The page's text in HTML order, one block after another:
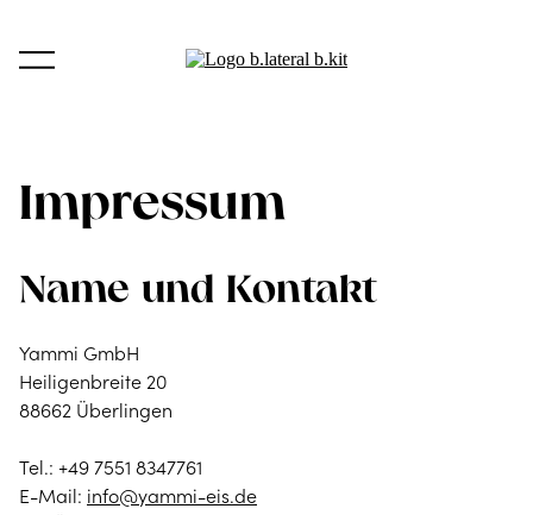
Impressum
Name und Kontakt
Yammi GmbH
Heiligenbreite 20
88662 Überlingen
Tel.: +49 7551 8347761
E-Mail: info@yammi-eis.de